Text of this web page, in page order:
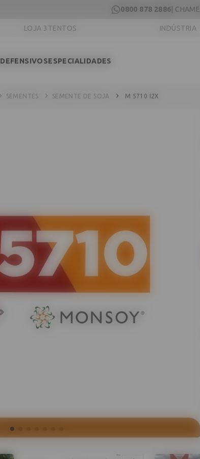
0800 878 2886 | CHAME
LOJA 3TENTOS INDÚSTRIA
DEFENSIVOSESPECIALIDADES
SEMENTES SEMENTE DE SOJA M 5710 I2X